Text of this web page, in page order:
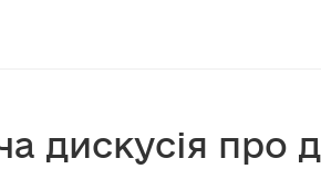
дискусія про